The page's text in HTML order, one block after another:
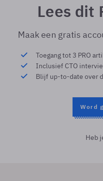
Lees dit
Maak een gratis
Toegang tot 3 PRO
Inclusief CTO
Blijf up-to-date over
Word
Heb